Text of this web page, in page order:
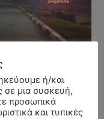
ή/και
σε μια συσκευή,
προσωπικά
και τυπικές